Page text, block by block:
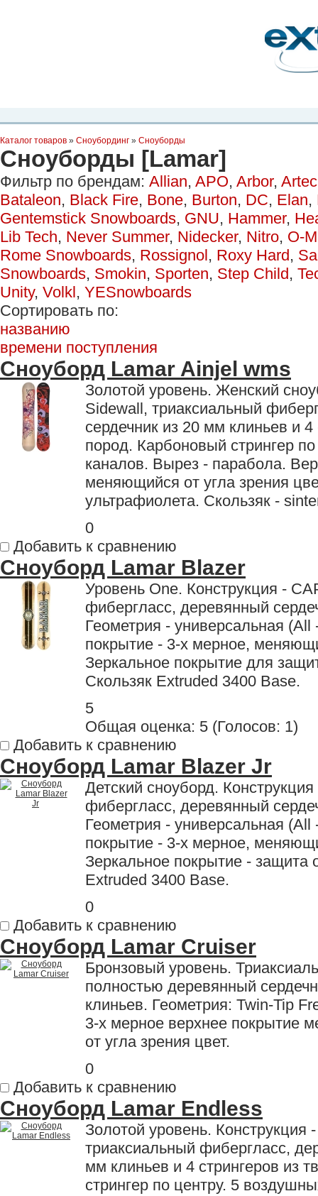
Каталог товаров » Сноубординг » Сноуборды
Сноуборды [Lamar]
Фильтр по брендам: Allian, APO, Arbor,
Bataleon, Black Fire, Bone, Burton, DC, Elan,
Gentemstick Snowboards, GNU, Hammer,
Lib Tech, Never Summer, Nidecker, Nitro, O-
Rome Snowboards, Rossignol, Roxy Hard,
Snowboards, Smokin, Sporten, Step Child,
Unity, Volkl, YESnowboards
Сортировать по:
названию
времени поступления
Сноуборд Lamar Ainjel wms
Золотой уровень. Женский
Sidewall, триаксиальный
сердечник из 20 мм клиньев и
пород. Карбоновый стрингер
каналов. Вырез - парабола.
меняющийся от угла зрения
ультрафиолета. Скользяк -
0
Добавить к сравнению
Сноуборд Lamar Blazer
Уровень One. Конструкция -
фибергласс, деревянный
Геометрия - универсальная
покрытие - 3-х мерное,
Зеркальное покрытие для
Скользяк Extruded 3400 Base.
5
Общая оценка: 5 (Голосов: 1)
Добавить к сравнению
Сноуборд Lamar Blazer Jr
Детский сноуборд.
фибергласс, деревянный
Геометрия - универсальная
покрытие - 3-х мерное,
Зеркальное покрытие - защита
Extruded 3400 Base.
0
Добавить к сравнению
Сноуборд Lamar Cruiser
Бронзовый уровень.
полностью деревянный
клиньев. Геометрия: Twin-Tip
3-х мерное верхнее покрытие
от угла зрения цвет.
0
Добавить к сравнению
Сноуборд Lamar Endless
Золотой уровень. Конструкция
триаксиальный фибергласс,
мм клиньев и 4 стрингеров из
стрингер по центру. 5